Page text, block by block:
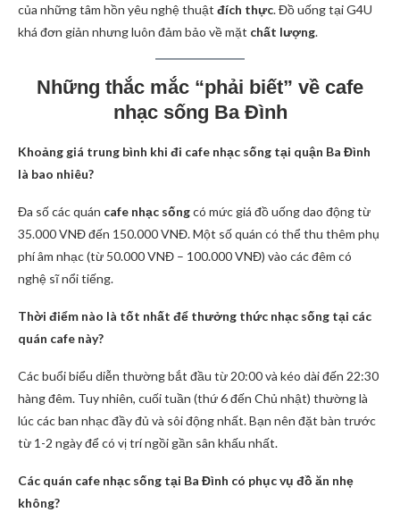
của những tâm hồn yêu nghệ thuật đích thực. Đồ uống tại G4U
khá đơn giản nhưng luôn đảm bảo về mặt chất lượng.
Những thắc mắc “phải biết” về cafe
nhạc sống Ba Đình
Khoảng giá trung bình khi đi cafe nhạc sống tại quận Ba Đình
là bao nhiêu?
Đa số các quán cafe nhạc sốngcó mức giá đồ uống dao động từ
35.000 VNĐ đến 150.000 VNĐ. Một số quán có thể thu thêm phụ
phí âm nhạc (từ 50.000 VNĐ – 100.000 VNĐ) vào các đêm có
nghệ sĩ nổi tiếng.
Thời điểm nào là tốt nhất để thưởng thức nhạc sống tại các
quán cafe này?
Các buổi biểu diễn thường bắt đầu từ 20:00 và kéo dài đến 22:30
hàng đêm. Tuy nhiên, cuối tuần (thứ 6 đến Chủ nhật) thường là
lúc các ban nhạc đầy đủ và sôi động nhất. Bạn nên đặt bàn trước
từ 1-2 ngày để có vị trí ngồi gần sân khấu nhất.
Các quán cafe nhạc sống tại Ba Đình có phục vụ đồ ăn nhẹ
không?